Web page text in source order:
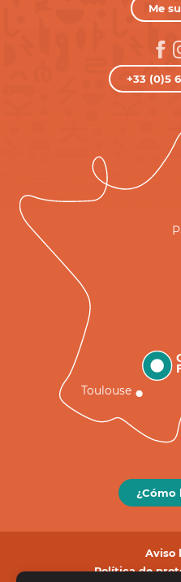
Me
+33 (0)5
Toulouse
¿Cómo
Aviso
Política de